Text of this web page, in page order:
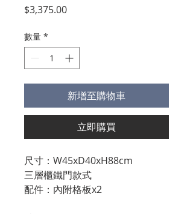
$3,375.00價
數量 *
新增至購物車
立即購買
尺寸：W45xD40xH88cm
三層櫃鐵門款式
配件：內附格板x2